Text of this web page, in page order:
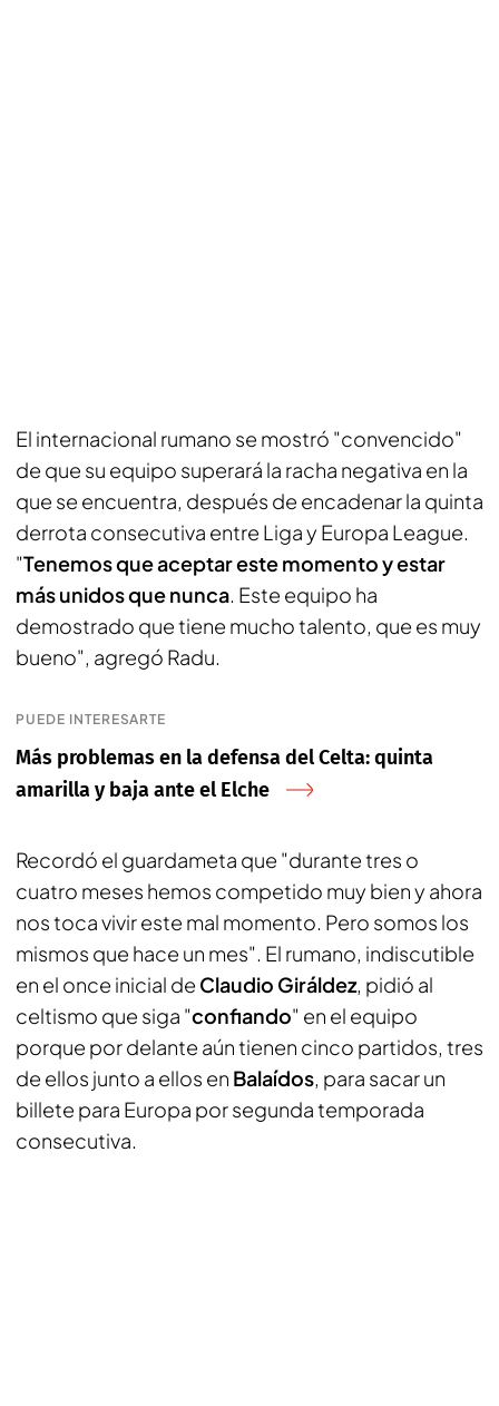
El internacional rumano se mostró "convencido"
de que su equipo superará la racha negativa en la
que se encuentra, después de encadenar la quinta
derrota consecutiva entre Liga y Europa League.
"Tenemos que aceptar este momento y estar
más unidos que nunca. Este equipo ha
demostrado que tiene mucho talento, que es muy
bueno", agregó Radu.
PUEDE INTERESARTE
Más problemas en la defensa del Celta: quinta
amarilla y baja ante el Elche
Recordó el guardameta que "durante tres o
cuatro meses hemos competido muy bien y ahora
nos toca vivir este mal momento. Pero somos los
mismos que hace un mes". El rumano, indiscutible
en el once inicial de Claudio Giráldez, pidió al
celtismo que siga "confiando" en el equipo
porque por delante aún tienen cinco partidos, tres
de ellos junto a ellos en Balaídos, para sacar un
billete para Europa por segunda temporada
consecutiva.